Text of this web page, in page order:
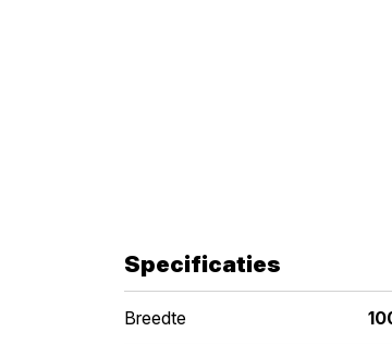
Specificaties
Breedte